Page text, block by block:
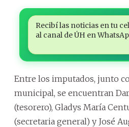
Recibí las noticias en tu
al canal de ÚH en
Entre los imputados, junto
municipal, se encuentran
(tesorero), Gladys María
(secretaria general) y José